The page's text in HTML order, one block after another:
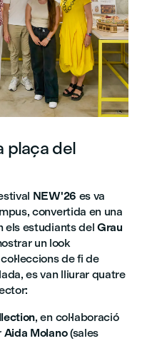
plaça del
NEW'26 es va
convertida en una
els estudiants del Grau
un look
de fi de
es van lliurar quatre
, en col·laboració
Aida Molano(sales